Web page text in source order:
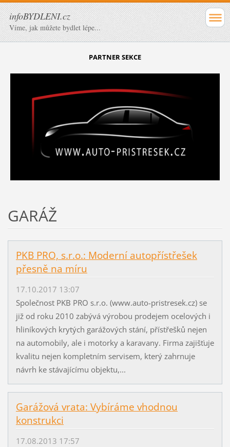
infoBYDLENI.cz
Víme, jak můžete bydlet lépe...
PARTNER SEKCE
GARÁŽ
PKB PRO, s.r.o.: Moderní autopřístřešek
přesně na míru
17.10.2017 13:07
Společnost PKB PRO s.r.o. (www.auto-pristresek.cz) se
již od roku 2010 zabývá výrobou prodejem ocelových i
hliníkových krytých garážových stání, přístřešků nejen
na automobily, ale i motorky a karavany. Firma zajišťuje
kvalitu nejen kompletním servisem, který zahrnuje
návrh ke stávajícímu objektu,...
Garážová vrata: Vybíráme vhodnou
konstrukci
17.08.2013 17:57